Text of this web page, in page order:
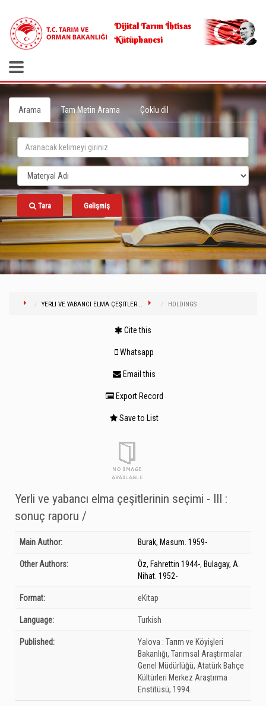
Dijital Tarım İhtisas
Kütüphanesi
Arama Tam Metin Arama Çoklu dil
Tara Gelişmiş
YERLI VE YABANCI ELMA ÇEŞITLER... HOLDINGS
Cite this
Whatsapp
Email this
Export Record
Save to List
Yerli ve yabancı elma çeşitlerinin seçimi - III :
sonuç raporu /
Bibliographic Details
Main Author: Burak, Masum. 1959-
Other Authors: Öz, Fahrettin 1944-, Bulagay, A.
Nihat. 1952-
Format: eKitap
Language: Turkish
Published: Yalova : Tarım ve Köyişleri
Bakanlığı, Tarımsal Araştırmalar
Genel Müdürlüğü, Atatürk Bahçe
Kültürleri Merkez Araştırma
Enstitüsü, 1994.